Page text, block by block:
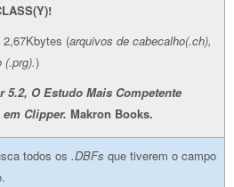
2,67Kbytes (arquivos de cabecalho(.ch),
(.prg).)
5.2, O Estudo Mais Competente
Clipper. Makron Books.
todos os .DBFs que tiverem o campo